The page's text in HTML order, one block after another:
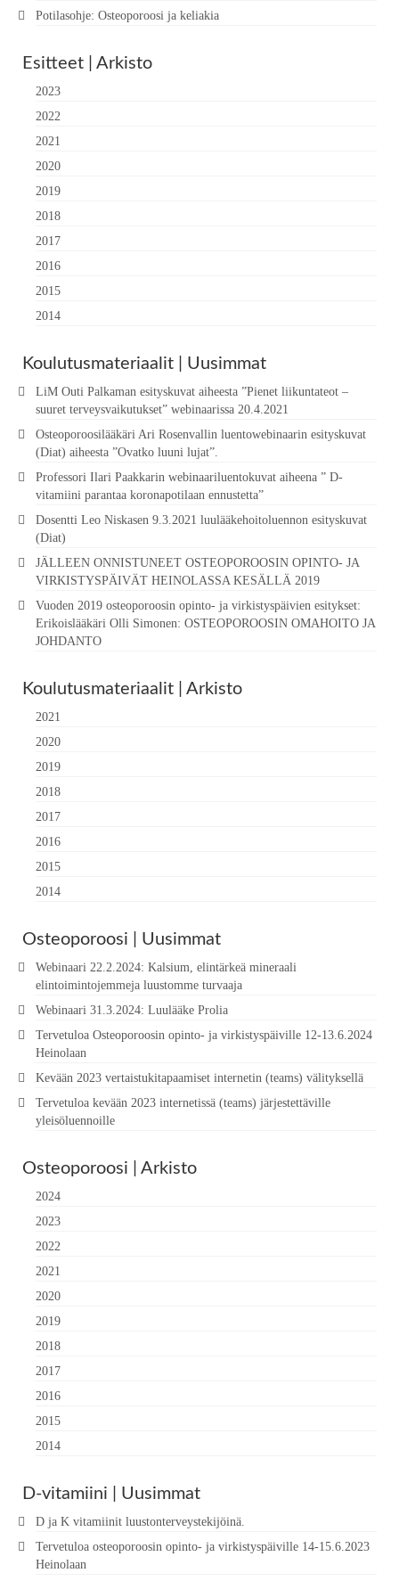
Potilasohje: Osteoporoosi ja keliakia
Esitteet | Arkisto
2023
2022
2021
2020
2019
2018
2017
2016
2015
2014
Koulutusmateriaalit | Uusimmat
LiM Outi Palkaman esityskuvat aiheesta ”Pienet liikuntateot –
suuret terveysvaikutukset” webinaarissa 20.4.2021
Osteoporoosilääkäri Ari Rosenvallin luentowebinaarin esityskuvat
(Diat) aiheesta ”Ovatko luuni lujat”.
Professori Ilari Paakkarin webinaariluentokuvat aiheena ” D-
vitamiini parantaa koronapotilaan ennustetta”
Dosentti Leo Niskasen 9.3.2021 luulääkehoitoluennon esityskuvat
(Diat)
JÄLLEEN ONNISTUNEET OSTEOPOROOSIN OPINTO- JA
VIRKISTYSPÄIVÄT HEINOLASSA KESÄLLÄ 2019
Vuoden 2019 osteoporoosin opinto- ja virkistyspäivien esitykset:
Erikoislääkäri Olli Simonen: OSTEOPOROOSIN OMAHOITO JA
JOHDANTO
Koulutusmateriaalit | Arkisto
2021
2020
2019
2018
2017
2016
2015
2014
Osteoporoosi | Uusimmat
Webinaari 22.2.2024: Kalsium, elintärkeä mineraali
elintoimintojemmeja luustomme turvaaja
Webinaari 31.3.2024: Luulääke Prolia
Tervetuloa Osteoporoosin opinto- ja virkistyspäiville 12-13.6.2024
Heinolaan
Kevään 2023 vertaistukitapaamiset internetin (teams) välityksellä
Tervetuloa kevään 2023 internetissä (teams) järjestettäville
yleisöluennoille
Osteoporoosi | Arkisto
2024
2023
2022
2021
2020
2019
2018
2017
2016
2015
2014
D-vitamiini | Uusimmat
D ja K vitamiinit luustonterveystekijöinä.
Tervetuloa osteoporoosin opinto- ja virkistyspäiville 14-15.6.2023
Heinolaan